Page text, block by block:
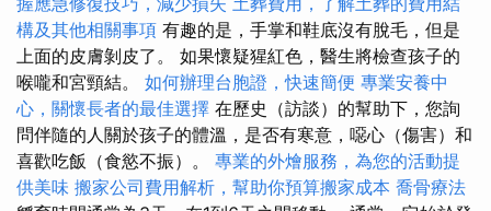
構及其他相關事項 有趣的是，手掌和鞋底沒有脫毛，但是
上面的皮膚剝皮了。 如果懷疑猩紅色，醫生將檢查孩子的
喉嚨和宮頸結。 如何辦理台胞證，快速簡便 專業安養中
心，關懷長者的最佳選擇 在歷史（訪談）的幫助下，您詢
問伴隨的人關於孩子的體溫，是否有寒意，噁心（傷害）和
喜歡吃飯（食慾不振）。 專業的外燴服務，為您的活動提
供美味 搬家公司費用解析，幫助你預算搬家成本 喬骨療法